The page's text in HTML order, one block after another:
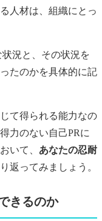
人材は、組織にとっ
況と、その状況を
たのかを具体的に記
て得られる能力なの
力のない自己PRに
いて、 あなたの忍耐
返ってみましょう。
きるのか